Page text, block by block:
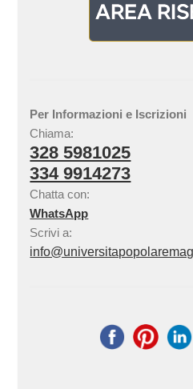
Per Informazioni e Iscrizioni
Chiama:
328 5981025
334 9914273
Chatta con:
WhatsApp
Scrivi a: